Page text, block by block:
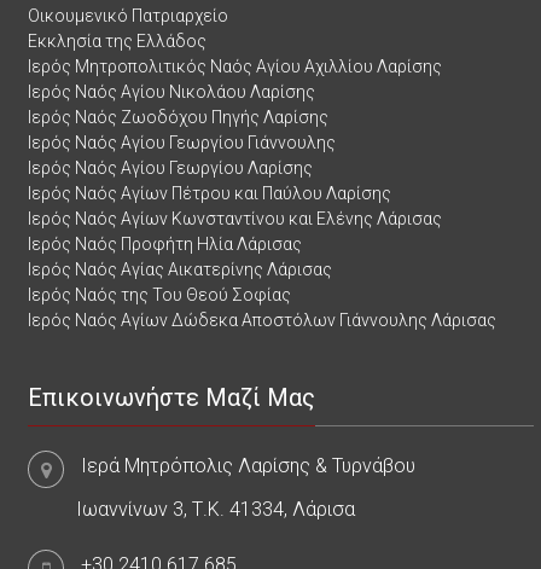
Οικουμενικό Πατριαρχείο
Εκκλησία της Ελλάδος
Ιερός Μητροπολιτικός Ναός Αγίου Αχιλλίου Λαρίσης
Ιερός Ναός Αγίου Νικολάου Λαρίσης
Ιερός Ναός Ζωοδόχου Πηγής Λαρίσης
Ιερός Ναός Αγίου Γεωργίου Γιάννουλης
Ιερός Ναός Αγίου Γεωργίου Λαρίσης
Ιερός Ναός Αγίων Πέτρου και Παύλου Λαρίσης
Ιερός Ναός Αγίων Κωνσταντίνου και Ελένης Λάρισας
Ιερός Ναός Προφήτη Ηλία Λάρισας
Ιερός Ναός Αγίας Αικατερίνης Λάρισας
Ιερός Ναός της Του Θεού Σοφίας
Ιερός Ναός Αγίων Δώδεκα Αποστόλων Γιάννουλης Λάρισας
Επικοινωνήστε Μαζί Μας
Ιερά Μητρόπολις Λαρίσης & Τυρνάβου
Ιωαννίνων 3, Τ.Κ. 41334, Λάρισα